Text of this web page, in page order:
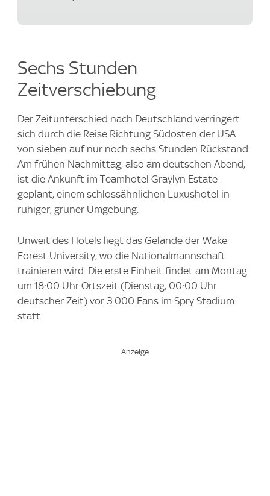
Sechs Stunden
Zeitverschiebung
Der Zeitunterschied nach Deutschland verringert
sich durch die Reise Richtung Südosten der USA
von sieben auf nur noch sechs Stunden Rückstand.
Am frühen Nachmittag, also am deutschen Abend,
ist die Ankunft im Teamhotel Graylyn Estate
geplant, einem schlossähnlichen Luxushotel in
ruhiger, grüner Umgebung.
Unweit des Hotels liegt das Gelände der Wake
Forest University, wo die Nationalmannschaft
trainieren wird. Die erste Einheit findet am Montag
um 18:00 Uhr Ortszeit (Dienstag, 00:00 Uhr
deutscher Zeit) vor 3.000 Fans im Spry Stadium
statt.